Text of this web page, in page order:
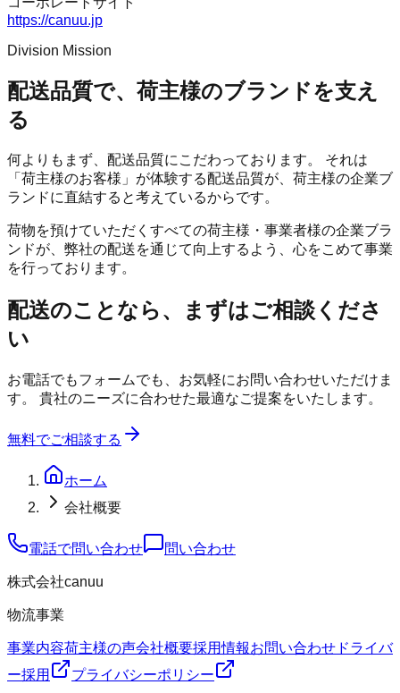
https://canuu.jp
Division Mission
配送品質で、荷主様のブランドを支え
る
何よりもまず、配送品質にこだわっております。 それは
「荷主様のお客様」が体験する配送品質が、荷主様の企業ブ
ランドに直結すると考えているからです。
荷物を預けていただくすべての荷主様・事業者様の企業ブラ
ンドが、弊社の配送を通じて向上するよう、心をこめて事業
を行っております。
配送のことなら、まずはご相談くださ
い
お電話でもフォームでも、お気軽にお問い合わせいただけま
す。 貴社のニーズに合わせた最適なご提案をいたします。
無料でご相談する
ホーム
会社概要
電話で問い合わせ 問い合わせ
株式会社canuu
物流事業
事業内容荷主様の声会社概要採用情報お問い合わせ ドライバ
ー採用
プライバシーポリシー